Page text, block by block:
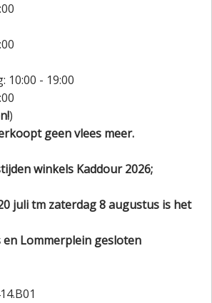
10:00 - 19:00
)
geen vlees meer.
winkels Kaddour 2026;
juli tm zaterdag 8 augustus is het
en Lommerplein gesloten